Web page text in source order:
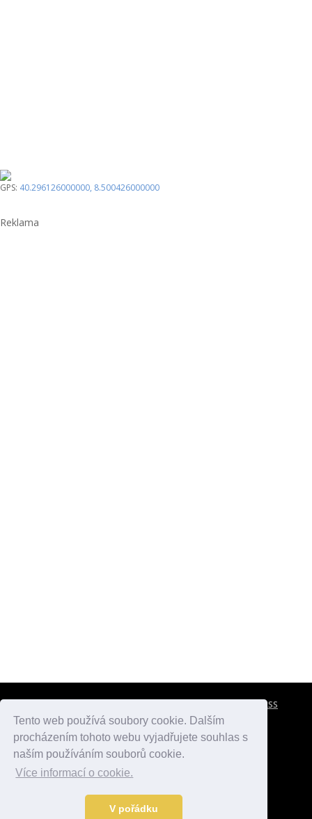
Tento web používá soubory cookie. Dalším
procházením tohoto webu vyjadřujete souhlas s
naším používáním souborů cookie.
Více informací o cookie.
V pořádku
GPS: 40.296126000000, 8.500426000000
Reklama
RSS
atlaspamatek.info
Data o počasí jsou přebírána z
Kontakt:mail@desperado.cz